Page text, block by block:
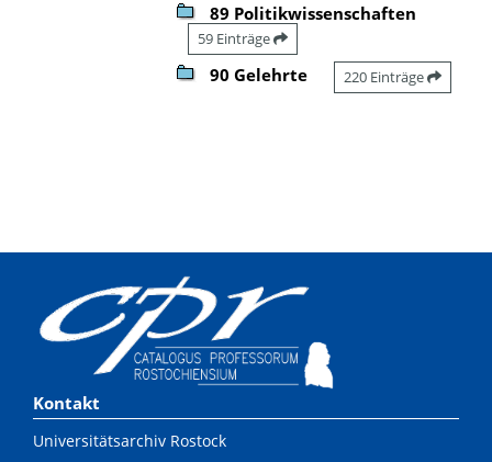
89 Politikwissenschaften
59 Einträge
90 Gelehrte 220 Einträge
Kontakt
Universitätsarchiv Rostock